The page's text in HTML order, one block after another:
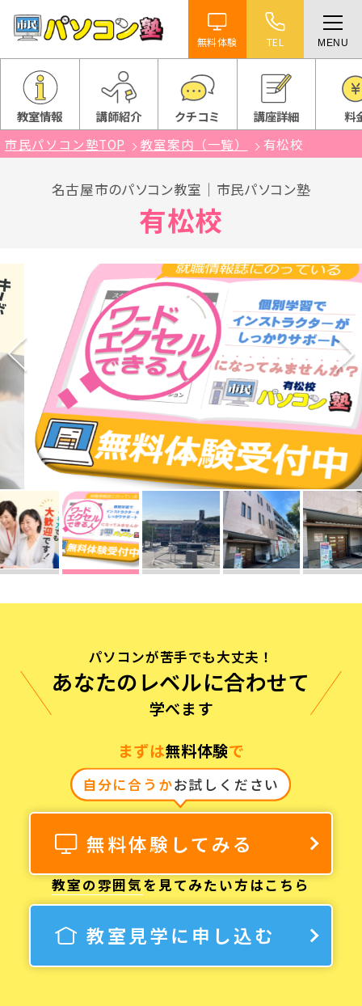
無料体験 TEL MENU
ホーム
特徴
講座紹介
教室案内
よくある質問
無料体験に申し込む
0120-868-003
受付時間／9:00〜18:00 土日祝休み
教室情報 講師紹介 クチコミ 講座詳細 料
市民パソコン塾TOP 教室案内（一覧） 有松校
名古屋市のパソコン教室｜市民パソコン塾
有松校
パソコンが苦手でも大丈夫！
あなたのレベルに合わせて
学べます
まずは無料体験で
自分に合うかお試しください
無料体験してみる
教室の雰囲気を見てみたい方はこちら
教室見学に申し込む